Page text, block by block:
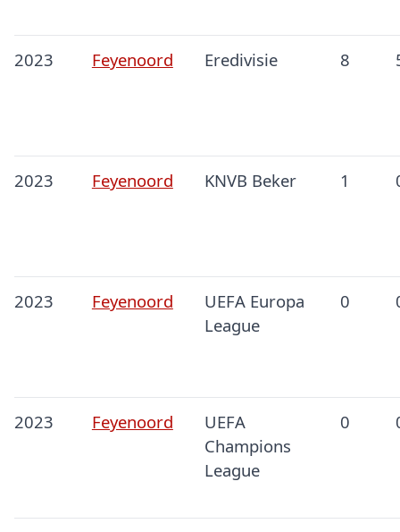
2023 Feyenoord Eredivisie 8
2023 Feyenoord KNVB Beker 1
2023 Feyenoord
UEFA Europa
League
0
2023 Feyenoord
UEFA
Champions
League
0